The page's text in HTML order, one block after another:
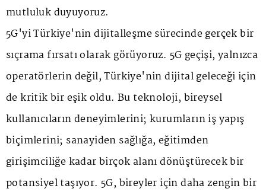
mutluluk duyuyoruz.
5G'yi Türkiye'nin dijitalleşme sürecinde gerçek bir
sıçrama fırsatı olarak görüyoruz. 5G geçişi, yalnızca
operatörlerin değil, Türkiye'nin dijital geleceği için
de kritik bir eşik oldu. Bu teknoloji, bireysel
kullanıcıların deneyimlerini; kurumların iş yapış
biçimlerini; sanayiden sağlığa, eğitimden
girişimciliğe kadar birçok alanı dönüştürecek bir
potansiyel taşıyor. 5G, bireyler için daha zengin bir